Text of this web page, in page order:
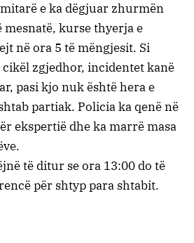
e ka dëgjuar zhurmën
kurse thyerja e
në ora 5 të mëngjesit. Si
cikël zgjedhor, incidentet kanë
pasi kjo nuk është hera e
partiak. Policia ka qenë në
ekspertië dhe ka marrë masa
të ditur se ora 13:00 do të
për shtyp para shtabit.